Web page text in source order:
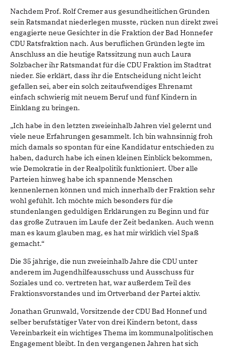
Nachdem Prof. Rolf Cremer aus gesundheitlichen Gründen
sein Ratsmandat niederlegen musste, rücken nun direkt zwei
engagierte neue Gesichter in die Fraktion der Bad Honnefer
CDU Ratsfraktion nach. Aus beruflichen Gründen legte im
Anschluss an die heutige Ratssitzung nun auch Laura
Solzbacher ihr Ratsmandat für die CDU Fraktion im Stadtrat
nieder. Sie erklärt, dass ihr die Entscheidung nicht leicht
gefallen sei, aber ein solch zeitaufwendiges Ehrenamt
einfach schwierig mit neuem Beruf und fünf Kindern in
Einklang zu bringen.
„Ich habe in den letzten zweieinhalb Jahren viel gelernt und
viele neue Erfahrungen gesammelt. Ich bin wahnsinnig froh
mich damals so spontan für eine Kandidatur entschieden zu
haben, dadurch habe ich einen kleinen Einblick bekommen,
wie Demokratie in der Realpolitik funktioniert. Über alle
Parteien hinweg habe ich spannende Menschen
kennenlernen können und mich innerhalb der Fraktion sehr
wohl gefühlt. Ich möchte mich besonders für die
stundenlangen geduldigen Erklärungen zu Beginn und für
das große Zutrauen im Laufe der Zeit bedanken. Auch wenn
man es kaum glauben mag, es hat mir wirklich viel Spaß
gemacht.“
Die 35 jährige, die nun zweieinhalb Jahre die CDU unter
anderem im Jugendhilfeausschuss und Ausschuss für
Soziales und co. vertreten hat, war außerdem Teil des
Fraktionsvorstandes und im Ortverband der Partei aktiv.
Jonathan Grunwald, Vorsitzende der CDU Bad Honnef und
selber berufstätiger Vater von drei Kindern betont, dass
Vereinbarkeit ein wichtiges Thema im kommunalpolitischen
Engagement bleibt. In den vergangenen Jahren hat sich